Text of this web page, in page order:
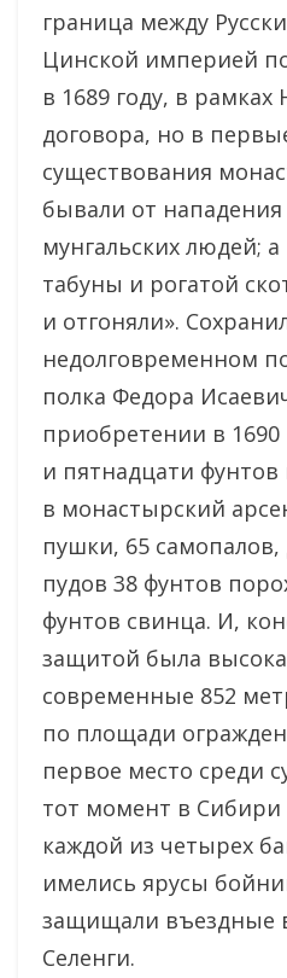
граница между
Цинской империей
в 1689 году, в рамках
договора, но в
существования
бывали от
мунгальских людей;
табуны и рогатой
и отгоняли».
недолговременном
полка Федора
приобретении в 1690
и пятнадцати фунтов
в монастырский
пушки, 65
пудов 38 фунтов
фунтов свинца. И,
защитой была
современные 852
по площади
первое место среди
тот момент в Сибири
каждой из четырех
имелись ярусы
защищали въездные
Селенги.